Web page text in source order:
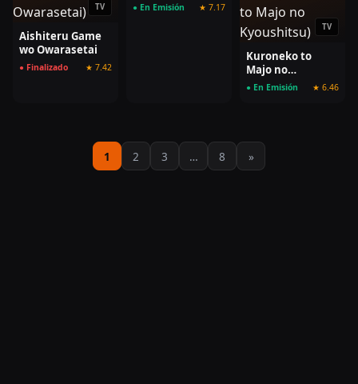
TV
Aishiteru Game
wo Owarasetai
● Finalizado ★ 7.42
● En Emisión ★ 7.17
TV
Kuroneko to
Majo no
Kyoushitsu
● En Emisión ★ 6.46
1 2 3 … 8 »